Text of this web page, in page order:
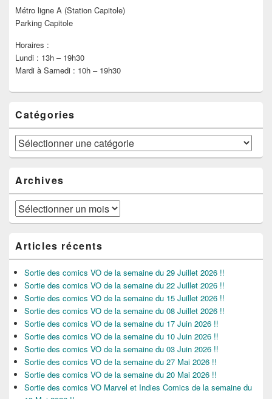
Métro ligne A (Station Capitole)
Parking Capitole
Horaires :
Lundi : 13h – 19h30
Mardi à Samedi : 10h – 19h30
Catégories
Catégories
Archives
Archives
Articles récents
Sortie des comics VO de la semaine du 29 Juillet 2026 !!
Sortie des comics VO de la semaine du 22 Juillet 2026 !!
Sortie des comics VO de la semaine du 15 Juillet 2026 !!
Sortie des comics VO de la semaine du 08 Juillet 2026 !!
Sortie des comics VO de la semaine du 17 Juin 2026 !!
Sortie des comics VO de la semaine du 10 Juin 2026 !!
Sortie des comics VO de la semaine du 03 Juin 2026 !!
Sortie des comics VO de la semaine du 27 Mai 2026 !!
Sortie des comics VO de la semaine du 20 Mai 2026 !!
Sortie des comics VO Marvel et Indies Comics de la semaine du